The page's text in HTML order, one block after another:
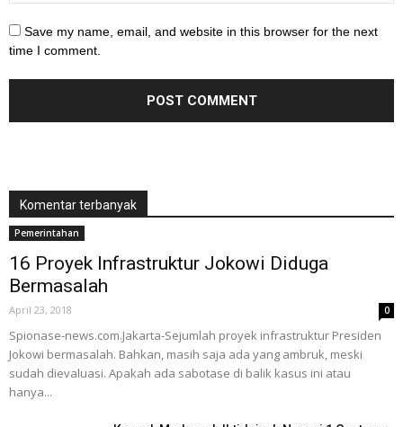
Save my name, email, and website in this browser for the next
time I comment.
Komentar terbanyak
Pemerintahan
16 Proyek Infrastruktur Jokowi Diduga
Bermasalah
April 23, 2018 0
Spionase-news.com.Jakarta-Sejumlah proyek infrastruktur Presiden
Jokowi bermasalah. Bahkan, masih saja ada yang ambruk, meski
sudah dievaluasi. Apakah ada sabotase di balik kasus ini atau
hanya...